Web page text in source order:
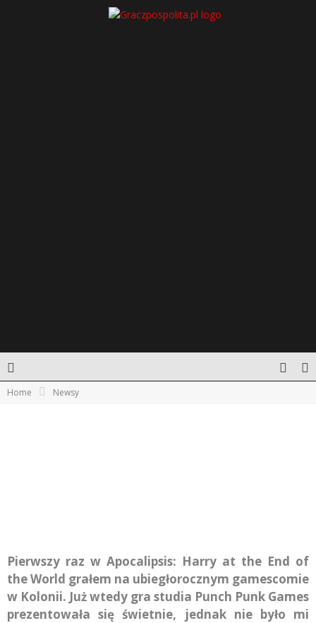
Home Newsy
Pierwszy raz w Apocalipsis: Harry at the End of
the World grałem na ubiegłorocznym gamescomie
w Kolonii. Już wtedy gra studia Punch Punk Games
prezentowała się świetnie, jednak nie było mi